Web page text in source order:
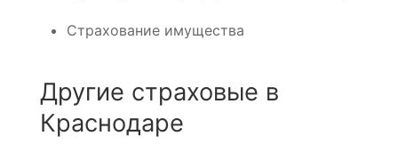
Страхование имущества
Другие страховые в
Краснодаре